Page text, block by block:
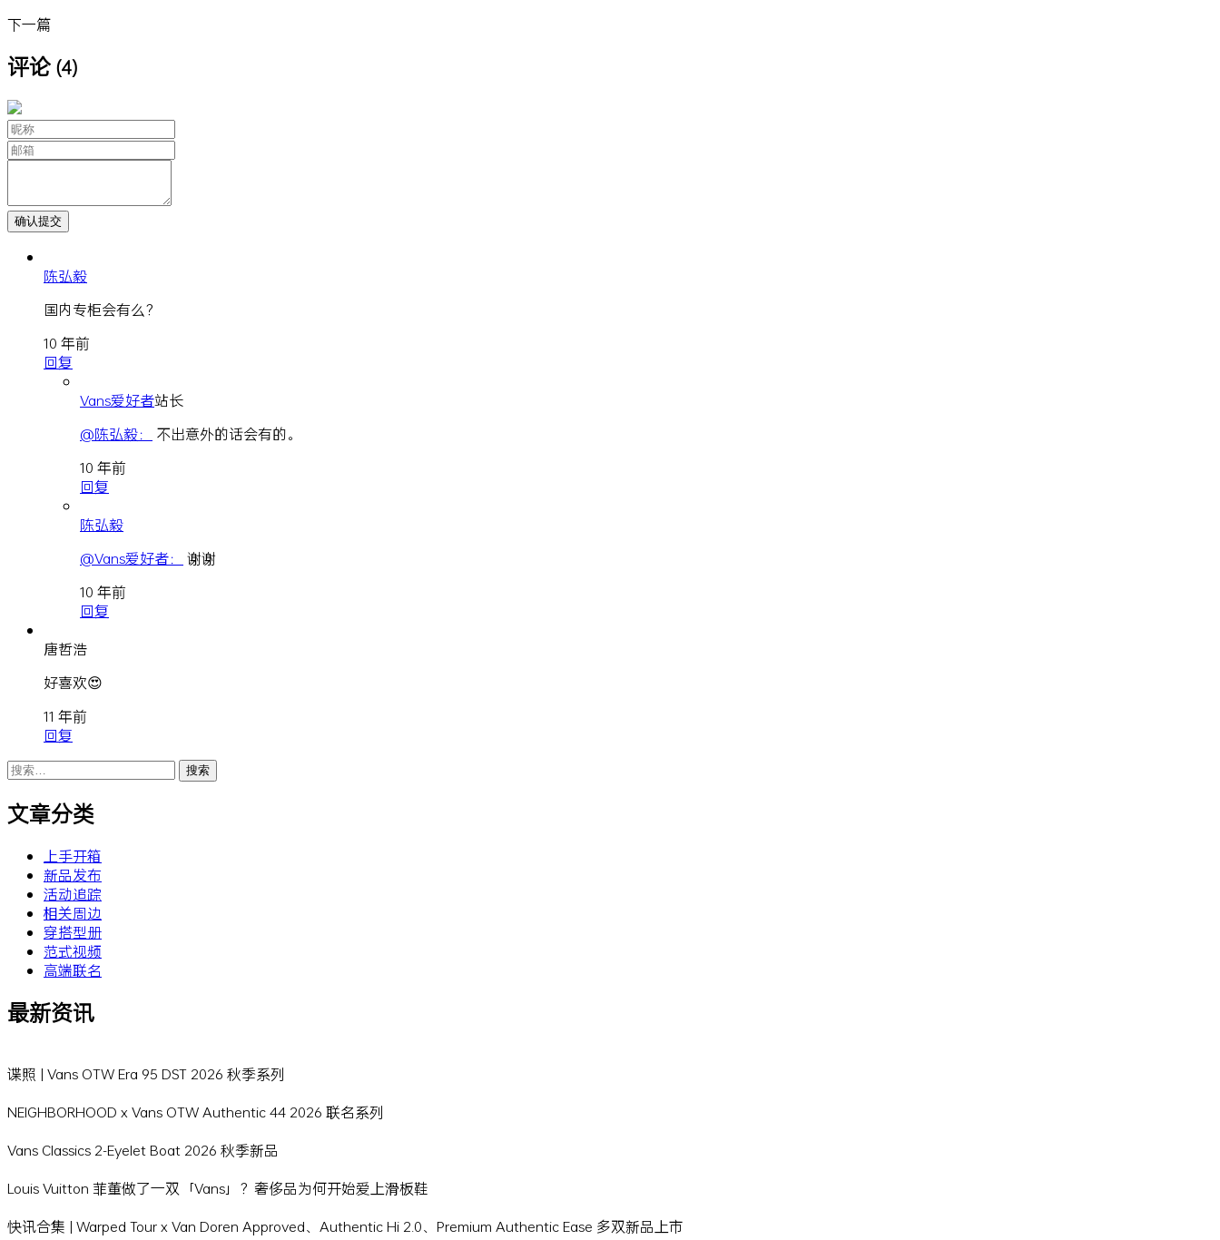
下一篇
评论 (4)
陈弘毅
国内专柜会有么？
10 年前
回复
Vans爱好者站长
@陈弘毅：
不出意外的话会有的。
10 年前
回复
陈弘毅
@Vans爱好者：
谢谢
10 年前
回复
唐哲浩
好喜欢😍
11 年前
回复
搜
索：
文章分类
上手开箱
新品发布
活动追踪
相关周边
穿搭型册
范式视频
高端联名
最新资讯
谍照 | Vans OTW Era 95 DST 2026 秋季系列
NEIGHBORHOOD x Vans OTW Authentic 44 2026 联名系列
Vans Classics 2-Eyelet Boat 2026 秋季新品
Louis Vuitton 菲董做了一双「Vans」？奢侈品为何开始爱上滑板鞋
快讯合集 | Warped Tour x Van Doren Approved、Authentic Hi 2.0、Premium Authentic Ease 多双新品上市